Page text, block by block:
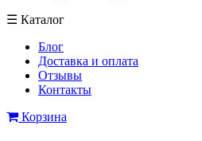
☰ Каталог
Блог
Доставка и оплата
Отзывы
Контакты
Корзина